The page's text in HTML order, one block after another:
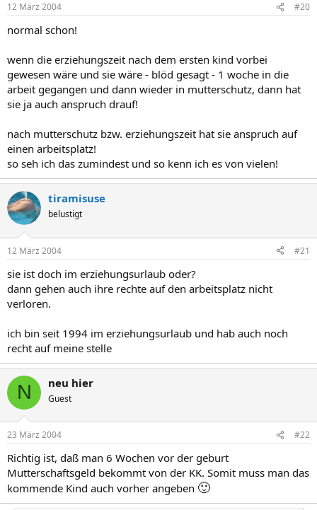
12 März 2004 #20
normal schon!
wenn die erziehungszeit nach dem ersten kind vorbei
gewesen wäre und sie wäre - blöd gesagt - 1 woche in die
arbeit gegangen und dann wieder in mutterschutz, dann hat
sie ja auch anspruch drauf!
nach mutterschutz bzw. erziehungszeit hat sie anspruch auf
einen arbeitsplatz!
so seh ich das zumindest und so kenn ich es von vielen!
tiramisuse
belustigt
12 März 2004 #21
sie ist doch im erziehungsurlaub oder?
dann gehen auch ihre rechte auf den arbeitsplatz nicht
verloren.
ich bin seit 1994 im erziehungsurlaub und hab auch noch
recht auf meine stelle
N neu hier
Guest
23 März 2004 #22
Richtig ist, daß man 6 Wochen vor der geburt
Mutterschaftsgeld bekommt von der KK. Somit muss man das
kommende Kind auch vorher angeben 🙂